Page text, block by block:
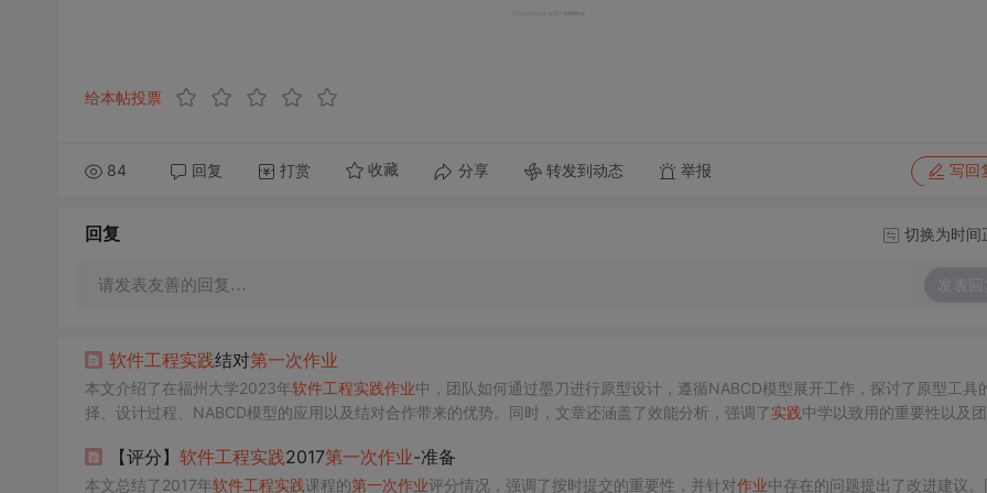
给本帖投票
84 回复 打赏 收藏 分享 转发到动态 举报 写回
回复 切换为时间
请发表友善的回复… 发表回
软件工程实践结对第一次作业
本文介绍了在福州大学2023年软件工程实践作业中，团队如何通过墨刀进行原型设计，遵循NABCD模型展开工作，探讨了原型工具
择、设计过程、NABCD模型的应用以及结对合作带来的优势。同时，文章还涵盖了效能分析，强调了实践中学以致用的重要性以及团
【评分】 软件工程实践2017第一次作业-准备
本文总结了2017年软件工程实践课程的第一次作业评分情况，强调了按时提交的重要性，并针对作业中存在的问题提出了改进建议。